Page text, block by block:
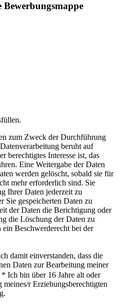
zum Zweck der Durchführung
beruht auf
Interesse ist, das
Eine Weitergabe der Daten
werden gelöscht, sobald sie für
mehr erforderlich sind. Sie
Ihrer Daten jederzeit zu
Sie gespeicherten Daten zu
der Daten die Berichtigung oder
die Löschung der Daten zu
Beschwerderecht bei der
damit einverstanden, dass die
Daten zur Bearbeitung meiner
* Ich bin über 16 Jahre alt oder
r Erziehungsberechtigten